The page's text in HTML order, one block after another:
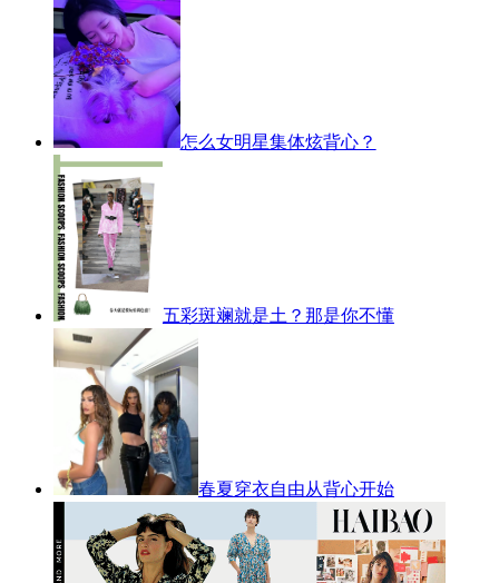
怎么女明星集体炫背心？
五彩斑斓就是土？那是你不懂
春夏穿衣自由从背心开始